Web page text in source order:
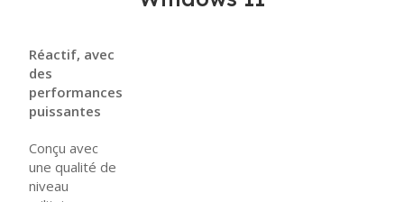
Réactif, avec
des
performances
puissantes
Conçu avec
une qualité de
niveau